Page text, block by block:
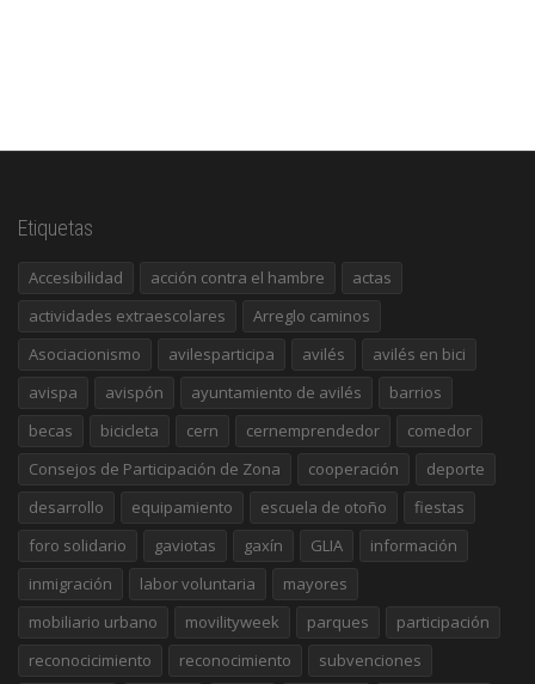
Etiquetas
Accesibilidad acción contra el hambre
actas
actividades extraescolares
Arreglo caminos
Asociacionismo
avilesparticipa avilés
avilés en bici
avispa
avispón ayuntamiento de avilés
barrios
becas
bicicleta cern cernemprendedor
comedor
Consejos de Participación de Zona
cooperación
deporte
desarrollo
equipamiento escuela de otoño
fiestas
foro solidario
gaviotas gaxín GLIA
información
inmigración
labor voluntaria
mayores
mobiliario urbano
movilityweek parques
participación
reconocicimiento
reconocimiento subvenciones